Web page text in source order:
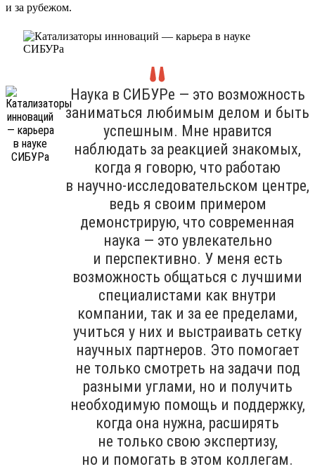
и за рубежом.
Наука в СИБУРе — это возможность
заниматься любимым делом и быть
успешным. Мне нравится
наблюдать за реакцией знакомых,
когда я говорю, что работаю
в научно-исследовательском центре,
ведь я своим примером
демонстрирую, что современная
наука — это увлекательно
и перспективно. У меня есть
возможность общаться с лучшими
специалистами как внутри
компании, так и за ее пределами,
учиться у них и выстраивать сетку
научных партнеров. Это помогает
не только смотреть на задачи под
разными углами, но и получить
необходимую помощь и поддержку,
когда она нужна, расширять
не только свою экспертизу,
но и помогать в этом коллегам.